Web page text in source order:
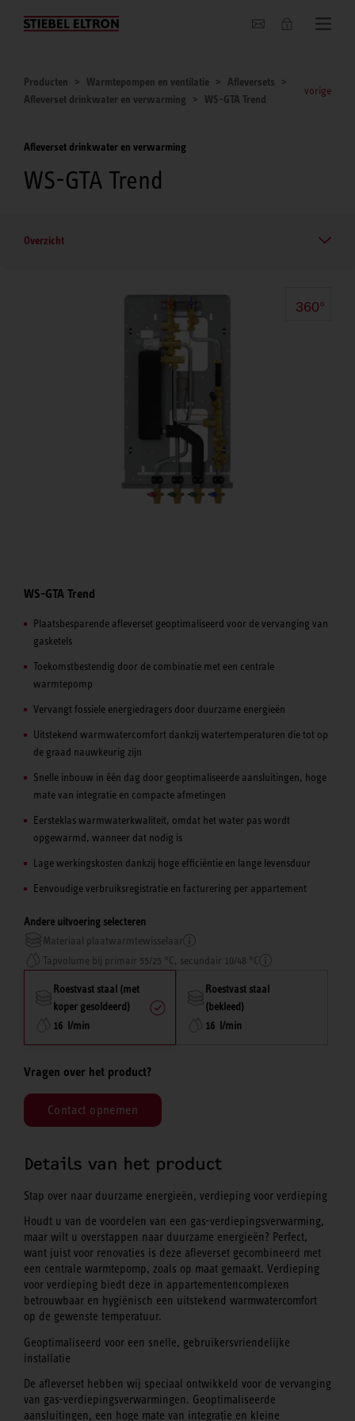
Actueel
Producten Warmtepompen en ventilatie
Afleversets
Afleverset drinkwater en verwarming
WS-GTA Trend
vorige
Afleverset drinkwater en verwarming
WS-GTA Trend
Overzicht
360°
WS-GTA Trend
Plaatsbesparende afleverset geoptimaliseerd voor de vervanging van
gasketels
Toekomstbestendig door de combinatie met een centrale
warmtepomp
Vervangt fossiele energiedragers door duurzame energieën
Uitstekend warmwatercomfort dankzij watertemperaturen die tot op
de graad nauwkeurig zijn
Snelle inbouw in één dag door geoptimaliseerde aansluitingen, hoge
mate van integratie en compacte afmetingen
Eersteklas warmwaterkwaliteit, omdat het water pas wordt
opgewarmd, wanneer dat nodig is
Lage werkingskosten dankzij hoge efficiëntie en lange levensduur
Eenvoudige verbruiksregistratie en facturering per appartement
Andere uitvoering selecteren
Materiaal plaatwarmtewisselaar
Tapvolume bij primair 55/25 °C, secundair 10/48 °C
Roestvast staal (met
koper gesoldeerd)
16 l/min
Roestvast staal
(bekleed)
16 l/min
Vragen over het product?
Contact opnemen
Details van het product
Stap over naar duurzame energieën, verdieping voor verdieping
Houdt u van de voordelen van een gas-verdiepingsverwarming,
maar wilt u overstappen naar duurzame energieën? Perfect,
want juist voor renovaties is deze afleverset gecombineerd met
een centrale warmtepomp, zoals op maat gemaakt. Verdieping
voor verdieping biedt deze in appartementencomplexen
betrouwbaar en hygiënisch een uitstekend warmwatercomfort
op de gewenste temperatuur.
Geoptimaliseerd voor een snelle, gebruikersvriendelijke
installatie
De afleverset hebben wij speciaal ontwikkeld voor de vervanging
van gas-verdiepingsverwarmingen. Geoptimaliseerde
aansluitingen, een hoge mate van integratie en kleine